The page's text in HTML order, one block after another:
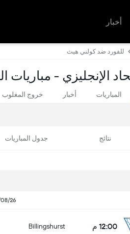
أخبار
للفورد ضد كولني هيث
الإنجليزي - مباريات
المباريات أخبار خروج المغلوب
نتائج جدول المباريات
26
12:00 م Billingshurst